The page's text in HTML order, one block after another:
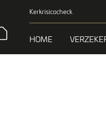
Kerkrisicocheck
HOME